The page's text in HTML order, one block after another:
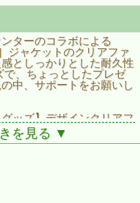
ターのコラボによる
ジャケットのクリアファ
としっかりとした耐久性
、ちょっとしたプレゼ
中、サポートをお願いし
ッズ】デザインクリアフ
）
を見る ▼